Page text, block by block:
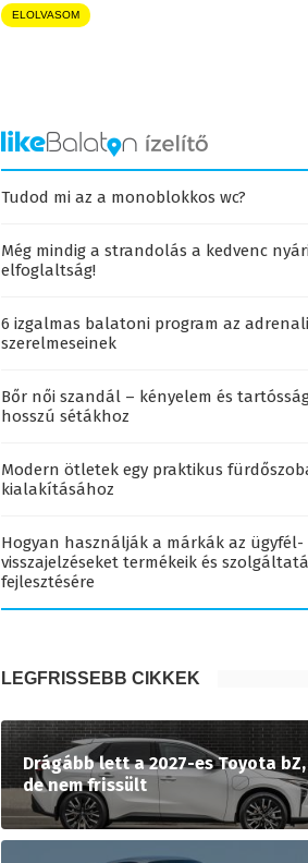
ELOLVASOM
Tudod mi az a monoblokkos wc?
Még mindig a strandolás a kedvenc
elfoglaltság!
6 izgalmas balatoni program az
szerelmeseinek
Bőr női szandál – kényelem és
hosszú sétákhoz
Modern ötletek egy praktikus
kialakításához
Hogyan használják a márkák az ügyfél-
visszajelzéseket termékeik és
fejlesztésére
LEGFRISSEBB CIKKEK
Drágább lett a 2027-es Toyota bZ,
de nem frissült